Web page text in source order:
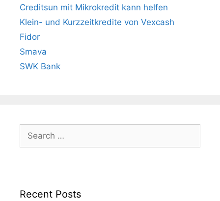
Creditsun mit Mikrokredit kann helfen
Klein- und Kurzzeitkredite von Vexcash
Fidor
Smava
SWK Bank
Search
for:
Recent Posts